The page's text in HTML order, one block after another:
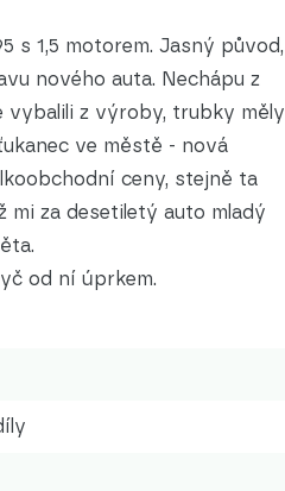
s 1,5 motorem. Jasný původ,
nového auta. Nechápu z
vybalili z výroby, trubky měly
ve městě - nová
ceny, stejně ta
mi za desetiletý auto mladý
od ní úprkem.